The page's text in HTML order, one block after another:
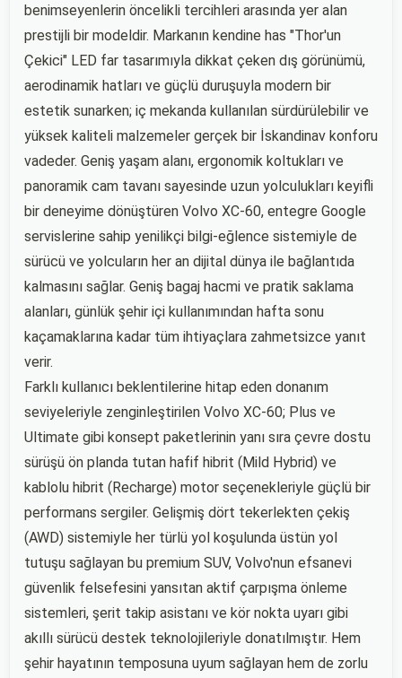
benimseyenlerin öncelikli tercihleri arasında yer alan
prestijli bir modeldir. Markanın kendine has "Thor'un
Çekici" LED far tasarımıyla dikkat çeken dış görünümü,
aerodinamik hatları ve güçlü duruşuyla modern bir
estetik sunarken; iç mekanda kullanılan sürdürülebilir ve
yüksek kaliteli malzemeler gerçek bir İskandinav konforu
vadeder. Geniş yaşam alanı, ergonomik koltukları ve
panoramik cam tavanı sayesinde uzun yolculukları keyifli
bir deneyime dönüştüren Volvo XC-60, entegre Google
servislerine sahip yenilikçi bilgi-eğlence sistemiyle de
sürücü ve yolcuların her an dijital dünya ile bağlantıda
kalmasını sağlar. Geniş bagaj hacmi ve pratik saklama
alanları, günlük şehir içi kullanımından hafta sonu
kaçamaklarına kadar tüm ihtiyaçlara zahmetsizce yanıt
verir.
Farklı kullanıcı beklentilerine hitap eden donanım
seviyeleriyle zenginleştirilen Volvo XC-60; Plus ve
Ultimate gibi konsept paketlerinin yanı sıra çevre dostu
sürüşü ön planda tutan hafif hibrit (Mild Hybrid) ve
kablolu hibrit (Recharge) motor seçenekleriyle güçlü bir
performans sergiler. Gelişmiş dört tekerlekten çekiş
(AWD) sistemiyle her türlü yol koşulunda üstün yol
tutuşu sağlayan bu premium SUV, Volvo'nun efsanevi
güvenlik felsefesini yansıtan aktif çarpışma önleme
sistemleri, şerit takip asistanı ve kör nokta uyarı gibi
akıllı sürücü destek teknolojileriyle donatılmıştır. Hem
şehir hayatının temposuna uyum sağlayan hem de zorlu